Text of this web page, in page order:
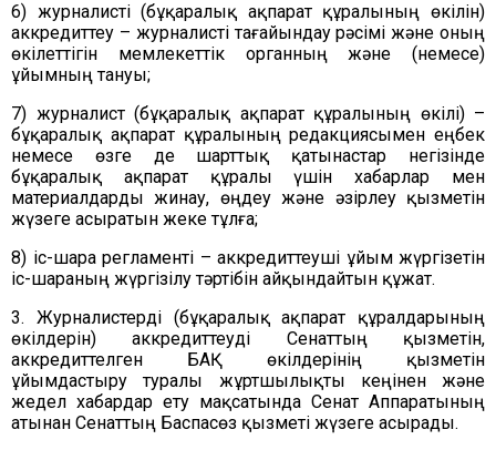
6) журналисті (бұқаралық ақпарат құралының өкілін)
аккредиттеу – журналисті тағайындау рәсімі және оның
өкілеттігін мемлекеттік органның және (немесе)
ұйымның тануы;
7) журналист (бұқаралық ақпарат құралының өкілі) –
бұқаралық ақпарат құралының редакциясымен еңбек
немесе өзге де шарттық қатынастар негізінде
бұқаралық ақпарат құралы үшін хабарлар мен
материалдарды жинау, өңдеу және әзірлеу қызметін
жүзеге асыратын жеке тұлға;
8) іс-шара регламенті – аккредиттеуші ұйым жүргізетін
іс-шараның жүргізілу тәртібін айқындайтын құжат.
3. Журналистерді (бұқаралық ақпарат құралдарының
өкілдерін) аккредиттеуді Сенаттың қызметін,
аккредиттелген БАҚ өкілдерінің қызметін
ұйымдастыру туралы жұртшылықты кеңінен және
жедел хабардар ету мақсатында Сенат Аппаратының
атынан Сенаттың Баспасөз қызметі жүзеге асырады.